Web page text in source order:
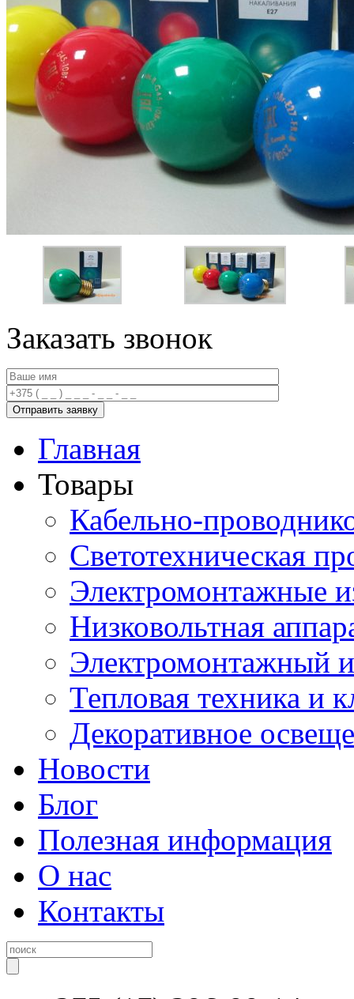
Заказать звонок
Главная
Товары
Кабельно-
Светотехническая
Электромонтажные
Низковольтная
Электромонтажный
Тепловая техника и
Декоративное
Новости
Блог
Полезная информация
О нас
Контакты